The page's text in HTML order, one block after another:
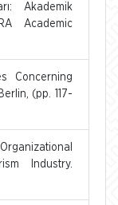
Akademik
Academic
Concerning
(pp. 117-
Industry.